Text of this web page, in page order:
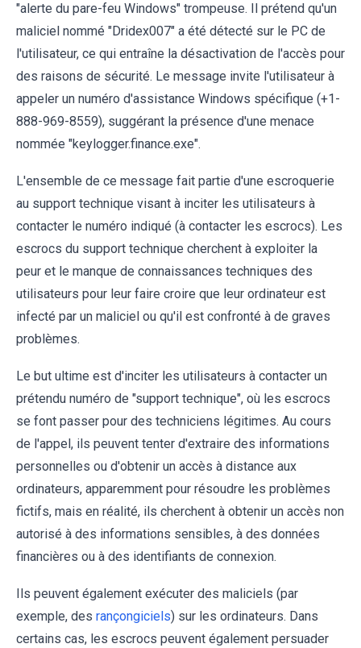
"alerte du pare-feu Windows" trompeuse. Il prétend qu'un
maliciel nommé "Dridex007" a été détecté sur le PC de
l'utilisateur, ce qui entraîne la désactivation de l'accès pour
des raisons de sécurité. Le message invite l'utilisateur à
appeler un numéro d'assistance Windows spécifique (+1-
888-969-8559), suggérant la présence d'une menace
nommée "keylogger.finance.exe".
L'ensemble de ce message fait partie d'une escroquerie
au support technique visant à inciter les utilisateurs à
contacter le numéro indiqué (à contacter les escrocs). Les
escrocs du support technique cherchent à exploiter la
peur et le manque de connaissances techniques des
utilisateurs pour leur faire croire que leur ordinateur est
infecté par un maliciel ou qu'il est confronté à de graves
problèmes.
Le but ultime est d'inciter les utilisateurs à contacter un
prétendu numéro de "support technique", où les escrocs
se font passer pour des techniciens légitimes. Au cours
de l'appel, ils peuvent tenter d'extraire des informations
personnelles ou d'obtenir un accès à distance aux
ordinateurs, apparemment pour résoudre les problèmes
fictifs, mais en réalité, ils cherchent à obtenir un accès non
autorisé à des informations sensibles, à des données
financières ou à des identifiants de connexion.
Ils peuvent également exécuter des maliciels (par
exemple, des rançongiciels) sur les ordinateurs. Dans
certains cas, les escrocs peuvent également persuader